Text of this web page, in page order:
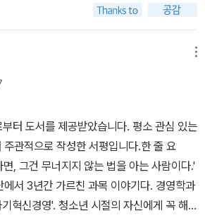
취방을 고를 때 꼭 점검해야 할 체크리스트
, 배달비 및 구독료 줄이기, 인테리어로 공간
라도 요긴한 생활 팁을 알려준다. 자취 생
을 스스로 해결하는 것은 반복되는 일상을
. 어른이라면 알아야 할 지식을 갖추지 못한
우리를 위해 그는 자신의 경험을 재료 삼
씩 다지게 한다. 인턴 시절 예상과 달랐던 직
과 다르게 평가받는 현실, 씀씀이가 헤프지
, 열심히만 하면 성공하리라는 착각, 젊은 패
르쳐주듯 생활 속 소소한 팁들을 알려주고
서 꼭 필요한 것들을 알려주는 것이기 때문
로 서기』를 보았을 때 그 분의 유튜브가 생
게 아니라지만 그래도 누군가 이럴 때 어떻
좋을 것 같은 일들, 그러나 어디다 물어봐야
, 『90년생이 온다』의 엄홍택 작가는 성인
1인분의 삶을 살아낼 수 있는 기술을 가르
제목도 홀로 서기가 아니라 1로 서기인 것이
서는 다섯 가지의 자기 관리 노하우가 필요
문성, 돈 관리, 인간관계, 위기 대처, 생활 기
다섯 가지를 토대로 1인분의 삶을 위한 구
터 도서를 제공받았습니다. 평소 관심 있는
관적으로 작성한 서평입니다.한 줄 요
, 그건 무너지지 않는 법을 아는 사람이다.'​
에서 3년간 가르친 과목 이야기다. 경영학과
혁신경영'. 청소년 시절의 자신에게 꼭 해